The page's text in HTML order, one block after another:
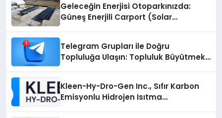
Geleceğin Enerjisi Otoparkınızda:
Güneş Enerjili Carport (Solar
Telegram Grupları ile Doğru
Topluluğa Ulaşın: Topluluk Büyütmek
Kleen-Hy-Dro-Gen Inc., Sıfır Karbon
Emisyonlu Hidrojen Isıtma